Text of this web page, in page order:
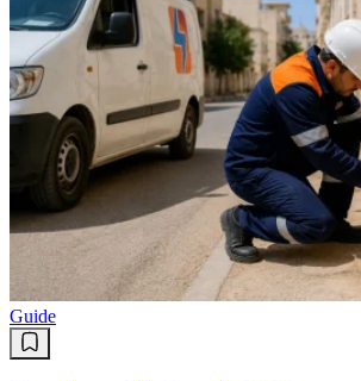
Guide